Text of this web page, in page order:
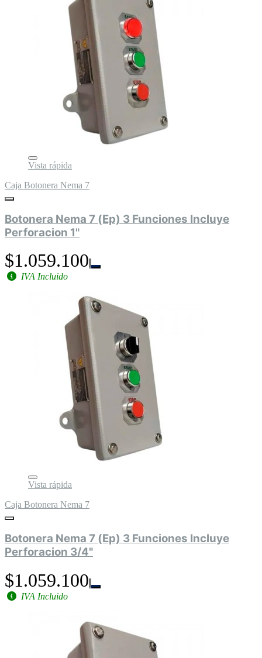
Vista rápida
Caja Botonera Nema 7
Botonera Nema 7 (Ep) 3 Funciones Incluye
Perforacion 1"
$1.059.100
IVA Incluido
Vista rápida
Caja Botonera Nema 7
Botonera Nema 7 (Ep) 3 Funciones Incluye
Perforacion 3/4"
$1.059.100
IVA Incluido